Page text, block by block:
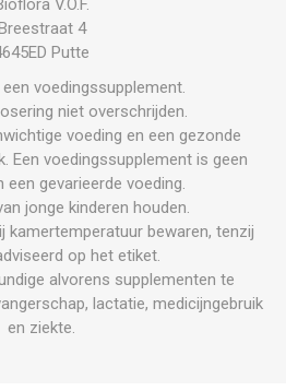
V.O.F.
4
Putte
voedingssupplement.
niet overschrijden.
voeding en een gezonde
Een voedingssupplement is geen
een gevarieerde voeding.
jonge kinderen houden.
kamertemperatuur bewaren, tenzij
op het etiket.
alvorens supplementen te
lactatie, medicijngebruik
en ziekte.